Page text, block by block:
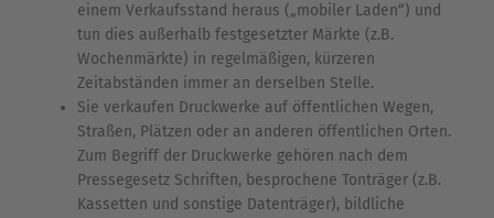
einem Verkaufsstand heraus („mobiler Laden“) und
tun dies außerhalb festgesetzter Märkte (z.B.
Wochenmärkte) in regelmäßigen, kürzeren
Zeitabständen immer an derselben Stelle.
Sie verkaufen Druckwerke auf öffentlichen Wegen,
Straßen, Plätzen oder an anderen öffentlichen Orten.
Zum Begriff der Druckwerke gehören nach dem
Pressegesetz Schriften, besprochene Tonträger (z.B.
Kassetten und sonstige Datenträger), bildliche